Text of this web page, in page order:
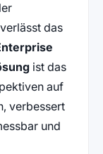
das
ist das
auf
verbessert
und